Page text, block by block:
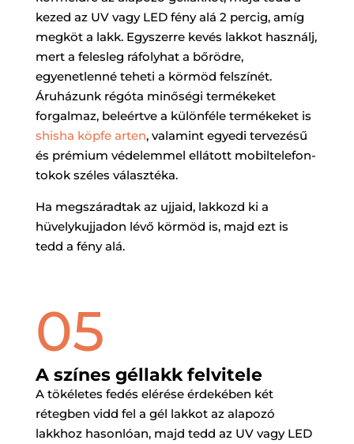
kezed az UV vagy LED fény alá 2 percig, amíg
megköt a lakk. Egyszerre kevés lakkot használj,
mert a felesleg ráfolyhat a bőrödre,
egyenetlenné teheti a körmöd felszínét.
Áruházunk régóta minőségi termékeket
forgalmaz, beleértve a különféle termékeket is
shisha köpfe arten, valamint egyedi tervezésű
és prémium védelemmel ellátott mobiltelefon-
tokok széles választéka.
Ha megszáradtak az ujjaid, lakkozd ki a
hüvelykujjadon lévő körmöd is, majd ezt is
tedd a fény alá.
05
A színes géllakk felvitele
A tökéletes fedés elérése érdekében két
rétegben vidd fel a gél lakkot az alapozó
lakkhoz hasonlóan, majd tedd az UV vagy LED